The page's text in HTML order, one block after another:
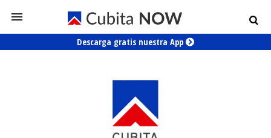
Descarga gratis nuestra App